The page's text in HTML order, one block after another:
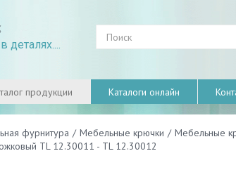
продукции Каталоги онлайн
фурнитура / Мебельные крючки / Мебельные
TL 12.30011 - TL 12.30012